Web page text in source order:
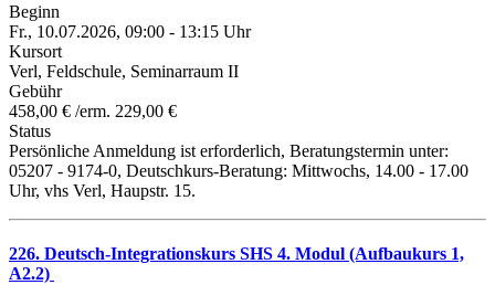
Beginn
Fr., 10.07.2026, 09:00 - 13:15 Uhr
Kursort
Verl, Feldschule, Seminarraum II
Gebühr
458,00 € /erm. 229,00 €
Status
Persönliche Anmeldung ist erforderlich, Beratungstermin unter:
05207 - 9174-0, Deutschkurs-Beratung: Mittwochs, 14.00 - 17.00
Uhr, vhs Verl, Haupstr. 15.
226. Deutsch-Integrationskurs SHS 4. Modul (Aufbaukurs 1,
A2.2)